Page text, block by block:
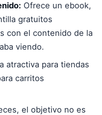
Ofrece un ebook,
gratuitos
con el contenido de la
viendo.
atractiva para tiendas
carritos
el objetivo no es